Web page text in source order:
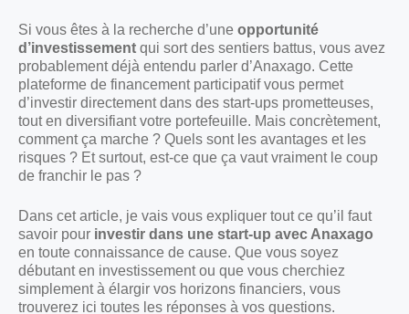
Si vous êtes à la recherche d’une opportunité
d’investissement qui sort des sentiers battus, vous avez
probablement déjà entendu parler d’Anaxago. Cette
plateforme de financement participatif vous permet
d’investir directement dans des start-ups prometteuses,
tout en diversifiant votre portefeuille. Mais concrètement,
comment ça marche ? Quels sont les avantages et les
risques ? Et surtout, est-ce que ça vaut vraiment le coup
de franchir le pas ?
Dans cet article, je vais vous expliquer tout ce qu’il faut
savoir pour investir dans une start-up avec Anaxago
en toute connaissance de cause. Que vous soyez
débutant en investissement ou que vous cherchiez
simplement à élargir vos horizons financiers, vous
trouverez ici toutes les réponses à vos questions.